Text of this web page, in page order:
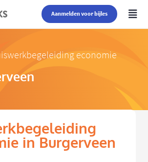
Aanmelden voor bijles
economie
in Burgerveen